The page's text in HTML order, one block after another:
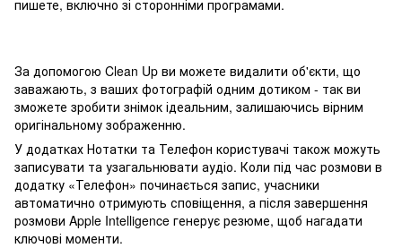
пишете, включно зі сторонніми програмами.
За допомогою Clean Up ви можете видалити об'єкти, що
заважають, з ваших фотографій одним дотиком - так ви
зможете зробити знімок ідеальним, залишаючись вірним
оригінальному зображенню.
У додатках Нотатки та Телефон користувачі також можуть
записувати та узагальнювати аудіо. Коли під час розмови в
додатку «Телефон» починається запис, учасники
автоматично отримують сповіщення, а після завершення
розмови Apple Intelligence генерує резюме, щоб нагадати
ключові моменти.